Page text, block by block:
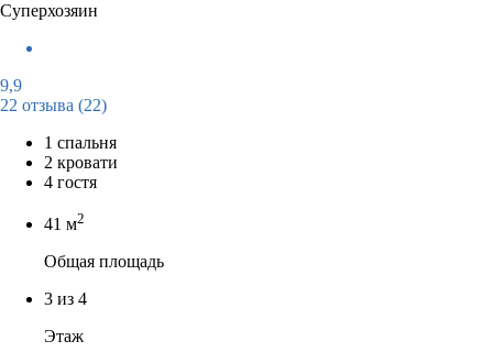
Суперхозяин
9,9
22 отзыва (22)
1 спальня
2 кровати
4 гостя
41 м2
Общая площадь
3 из 4
Этаж